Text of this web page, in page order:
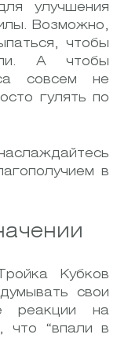
улучшения
Возможно,
чтобы
А чтобы
совсем не
гулять по
в
Кубков
свои
реакции на
что “впали в